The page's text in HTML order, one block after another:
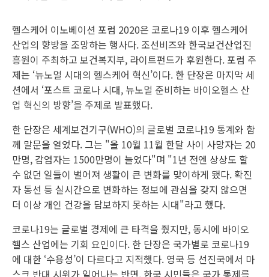
헬스케어 이노베이션 포럼 2020은 코로나19 이후 헬스케어
산업의 향방을 조망하는 행사다. 조선비즈와 한국보건산업진
흥원이 주최하고 보건복지부, 라이트펀드가 후원한다. 포럼 주
제는 ‘뉴노멀 시대의 헬스케어 혁신’이다. 한 단장은 마지막 세
션에서 ‘포스트 코로나 시대, 뉴노멀 준비하는 바이오헬스 산
업 혁신의 방향’을 주제로 발표했다.
한 단장은 세계보건기구(WHO)의 글로벌 코로나19 통계와 함
께 말문을 열었다. 그는 "올 10월 11월 한달 사이 사망자는 20
만명, 감염자는 1500만명이 늘었다"며 "1년 전엔 상상도 할
수 없던 일들이 벌어져 생활이 큰 변화를 맞이하게 됐다. 확진
자 동선 등 실시간으로 변화하는 정보에 관심을 갖지 않으면
더 이상 개인 건강을 담보하지 못하는 시대"라고 했다.
코로나19는 글로벌 경제에 큰 타격을 줬지만, 동시에 바이오
헬스 산업에는 기회 요인이다. 한 단장은 국가별로 코로나19
에 대한 ‘수용성’이 다르다고 지적했다. 영국 등 선진국에서 마
스크 반대 시위가 일어나는 반면, 한국 시민들은 국가 통제를